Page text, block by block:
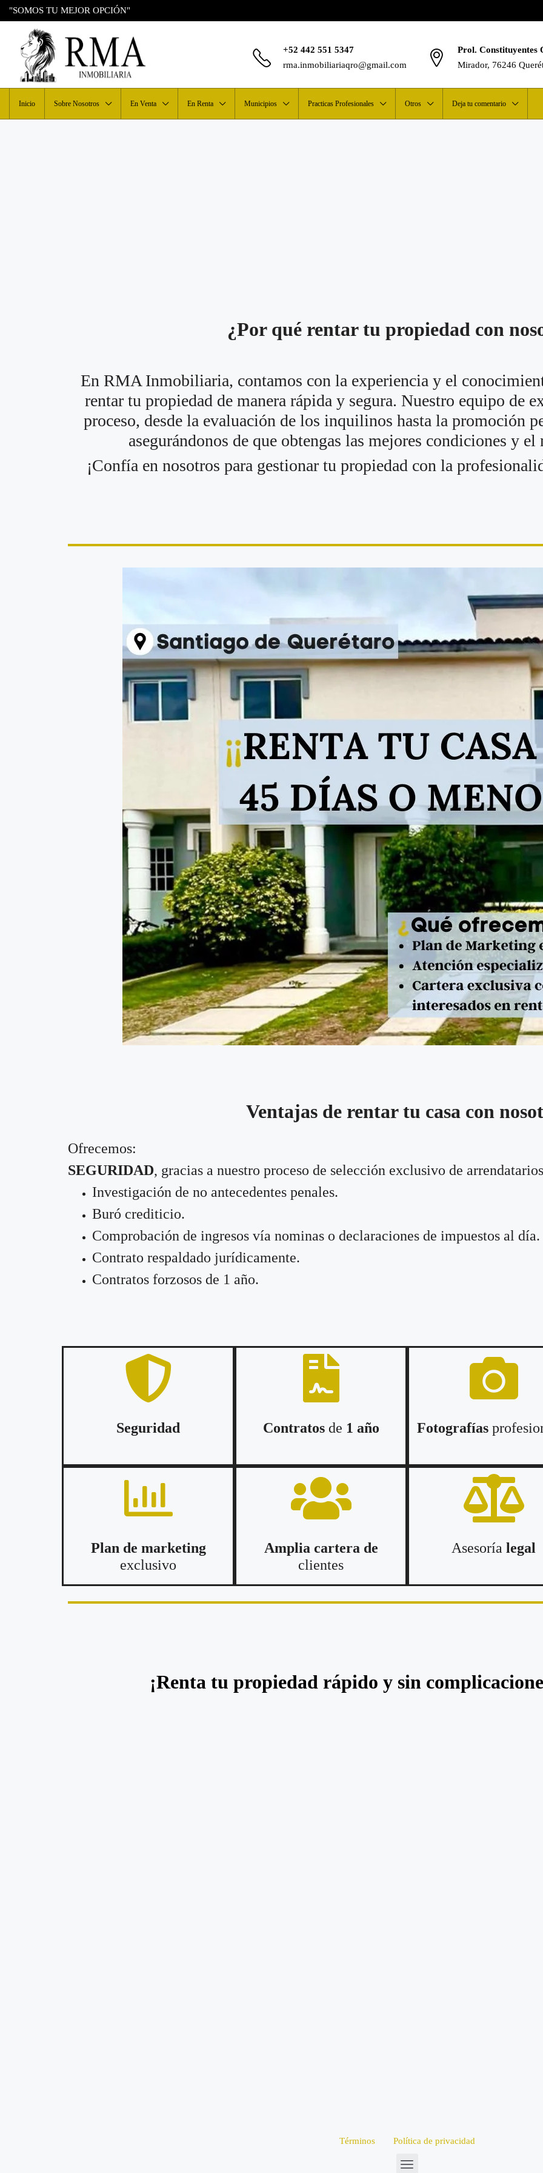
"SOMOS TU MEJOR OPCIÓN"
+52 442 551 5347
rma.inmobiliariaqro@gmail.com
Prol. Constituyentes
Mirador, 76246
Inicio Sobre Nosotros En Venta En Renta Municipios Practicas Profesionales Otros Deja tu comentario
¿Por qué rentar tu propiedad con
En RMA Inmobiliaria, contamos con la experiencia y el
rentar tu propiedad de manera rápida y segura. Nuestro equipo de
proceso, desde la evaluación de los inquilinos hasta la promoción
asegurándonos de que obtengas las mejores condiciones y
¡Confía en nosotros para gestionar tu propiedad con la
Ventajas de rentar tu casa con
Ofrecemos:
SEGURIDAD, gracias a nuestro proceso de selección exclusivo de
Investigación de no antecedentes penales.
Buró crediticio.
Comprobación de ingresos vía nominas o declaraciones de impuestos al día.
Contrato respaldado jurídicamente.
Contratos forzosos de 1 año.
Seguridad Contratosde 1 año Fotografías
Plan de marketing
exclusivo
Amplia cartera de
clientes
Asesoría legal
¡Renta tu propiedad rápido y sin
Términos Política de privacidad